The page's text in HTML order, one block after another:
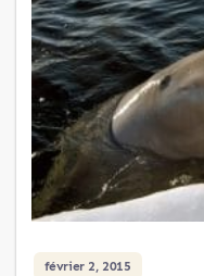
février 2, 2015